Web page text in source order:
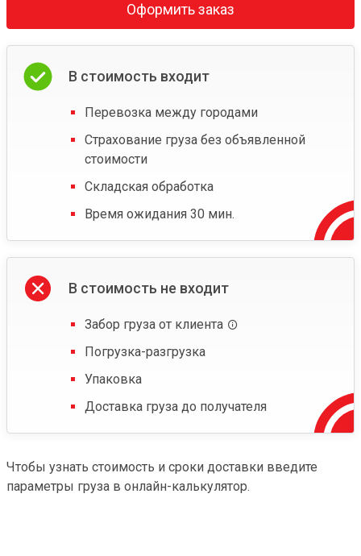
Оформить заказ
В стоимость входит
Перевозка между городами
Страхование груза без объявленной
стоимости
Складская обработка
Время ожидания 30 мин.
В стоимость не входит
Забор груза от клиента
Погрузка-разгрузка
Упаковка
Доставка груза до получателя
Чтобы узнать стоимость и сроки доставки введите
параметры груза в онлайн-калькулятор.